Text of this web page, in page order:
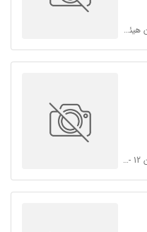
اصفهان - شهرک صنعتی محمود آباد - خیابان هیئت امنا شمالی 42 - فرعی 42 و 43
اصفهان - شهرک صنعتی محمود آباد - خیابان 12 - فرعی اول